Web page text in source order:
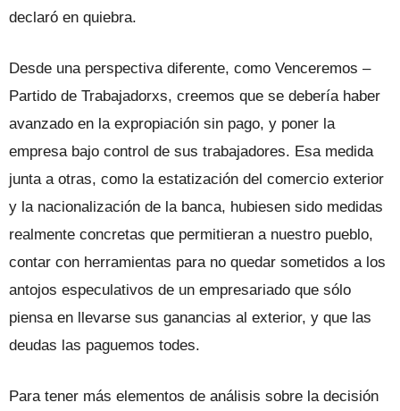
declaró en quiebra.
Desde una perspectiva diferente, como Venceremos –
Partido de Trabajadorxs, creemos que se debería haber
avanzado en la expropiación sin pago, y poner la
empresa bajo control de sus trabajadores. Esa medida
junta a otras, como la estatización del comercio exterior
y la nacionalización de la banca, hubiesen sido medidas
realmente concretas que permitieran a nuestro pueblo,
contar con herramientas para no quedar sometidos a los
antojos especulativos de un empresariado que sólo
piensa en llevarse sus ganancias al exterior, y que las
deudas las paguemos todes.
Para tener más elementos de análisis sobre la decisión